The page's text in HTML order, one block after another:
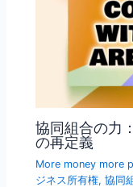
協同組合の力
の再定義
More money more
ジネス所有権,協同